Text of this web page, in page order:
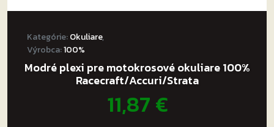
Kategórie:Okuliare,
Výrobca:100%
Modré plexi pre motokrosové okuliare 100%
Racecraft/Accuri/Strata
11,87€